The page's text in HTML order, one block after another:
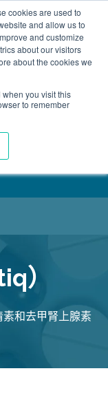
cookies are used to
and allow us to
and customize
about our visitors
about the cookies we
when you visit this
to remember
）
和去甲腎上腺素